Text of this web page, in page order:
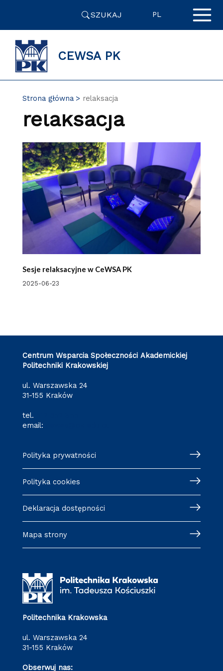
SZUKAJ PL
CEWSA PK
Strona główna relaksacja
relaksacja
Sesje relaksacyjne w CeWSA PK
2025-06-23
Centrum Wsparcia Społeczności Akademickiej
Politechniki Krakowskiej
ul. Warszawska 24
31-155 Kraków
tel.
email:
Polityka prywatności
Polityka cookies
Deklaracja dostępności
Mapa strony
Politechnika Krakowska
ul. Warszawska 24
31-155 Kraków
Obserwuj nas: